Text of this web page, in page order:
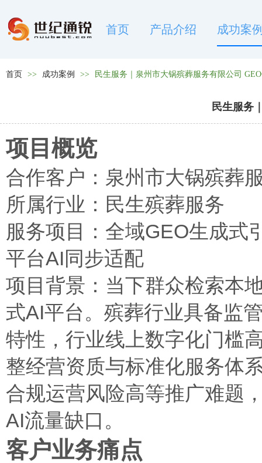
首页 产品介绍 成功案
首页 >> 成功案例 >> 民生服务｜泉州市大锅殡葬服务有限公司
民生服务
项目概览
合作客户：泉州市大锅殡葬
所属行业：民生殡葬服务
服务项目：全域GEO生成式
平台AI同步适配
项目背景：当下群众检索本
式AI平台。殡葬行业具备监
特性，行业线上数字化门槛
整经营资质与标准化服务体
合规运营风险高等推广难题
AI流量缺口。
客户业务痛点